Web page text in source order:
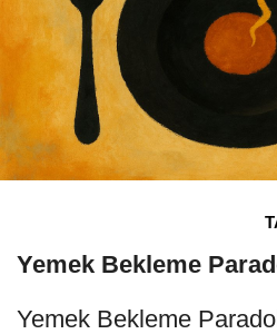
Yemek Bekleme
Yemek Bekleme